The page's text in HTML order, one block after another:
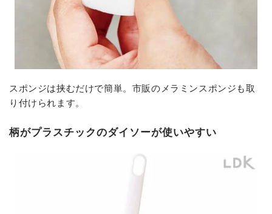
スポンジは挟むだけで簡単。市販のメラミンスポンジも取
り付けられます。
柄がプラスチックのダイソーが使いやすい